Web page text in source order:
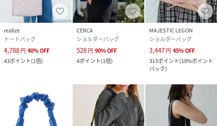
realize
トートバッグ
4,788円 40%OFF
43ポイント(1倍)
CERCA
ショルダーバッグ
528円 90%OFF
4ポイント(1倍)
MAJESTIC LEGON
ショルダーバッグ
3,447円 45%OFF
313ポイント(10%ポイント
バック)